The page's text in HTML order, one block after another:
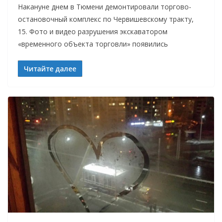
Накануне днем в Тюмени демонтировали торгово-
остановочный комплекс по Червишевскому тракту,
15. Фото и видео разрушения экскаватором
«временного объекта торговли» появились
Читайте далее